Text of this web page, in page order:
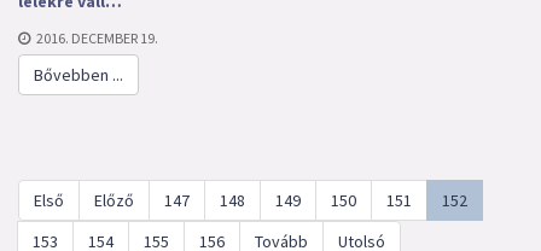
2016. DECEMBER 19.
Bővebben ...
Első Előző 147 148 149 150 151
152
153
154 155 156 Tovább Utolsó